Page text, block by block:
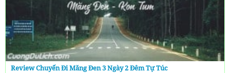
Review Chuyến Đi Măng Đen 3 Ngày 2 Đêm Tự Túc